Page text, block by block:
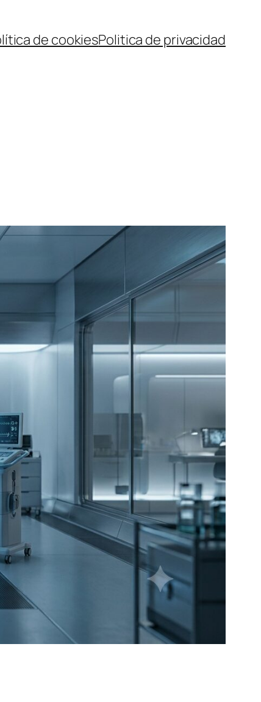
de cookiesPolitica de privacidad